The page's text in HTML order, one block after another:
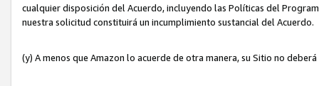
cualquier disposición del Acuerdo, incluyendo las Políticas del
nuestra solicitud constituirá un incumplimiento sustancial del Acuerdo.
(y) A menos que Amazon lo acuerde de otra manera, su Sitio no